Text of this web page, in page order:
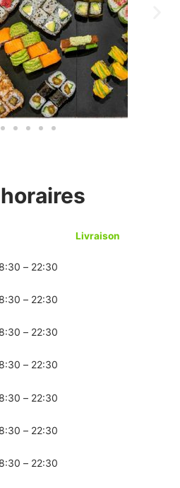
Livraison
– 22:30
– 22:30
– 22:30
– 22:30
– 22:30
– 22:30
– 22:30